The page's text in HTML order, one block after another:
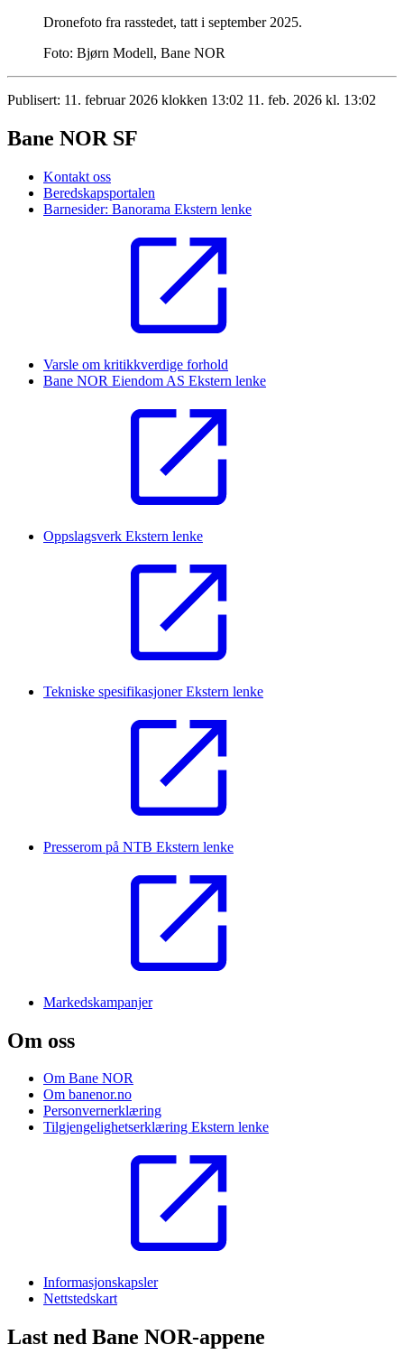
Dronefoto fra rasstedet, tatt i september 2025.
Foto: Bjørn Modell, Bane NOR
Publisert: 11. februar 2026 klokken 13:02 11. feb. 2026 kl. 13:02
Bane NOR SF
Kontakt oss
Beredskapsportalen
Barnesider: Banorama Ekstern lenke
Varsle om kritikkverdige forhold
Bane NOR Eiendom AS Ekstern lenke
Oppslagsverk Ekstern lenke
Tekniske spesifikasjonerEkstern lenke
Presserom på NTB Ekstern lenke
Markedskampanjer
Om oss
Om Bane NOR
Om banenor.no
Personvernerklæring
Tilgjengelighetserklæring Ekstern lenke
Informasjonskapsler
Nettstedskart
Last ned Bane NOR-appene